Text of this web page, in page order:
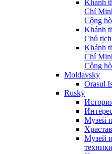
Khánh
Chí
Cộng
Khánh
Chủ
Khánh
Chí
Cộng
Moldavsky
Orasul
Rusky
Музей
Музей
техники